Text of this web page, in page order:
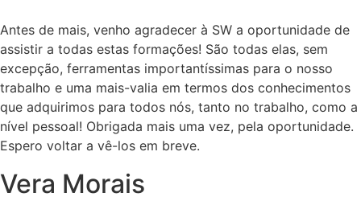
Antes de mais, venho agradecer à SW a oportunidade de
assistir a todas estas formações! São todas elas, sem
excepção, ferramentas importantíssimas para o nosso
trabalho e uma mais-valia em termos dos conhecimentos
que adquirimos para todos nós, tanto no trabalho, como a
nível pessoal! Obrigada mais uma vez, pela oportunidade.
Espero voltar a vê-los em breve.
Vera Morais